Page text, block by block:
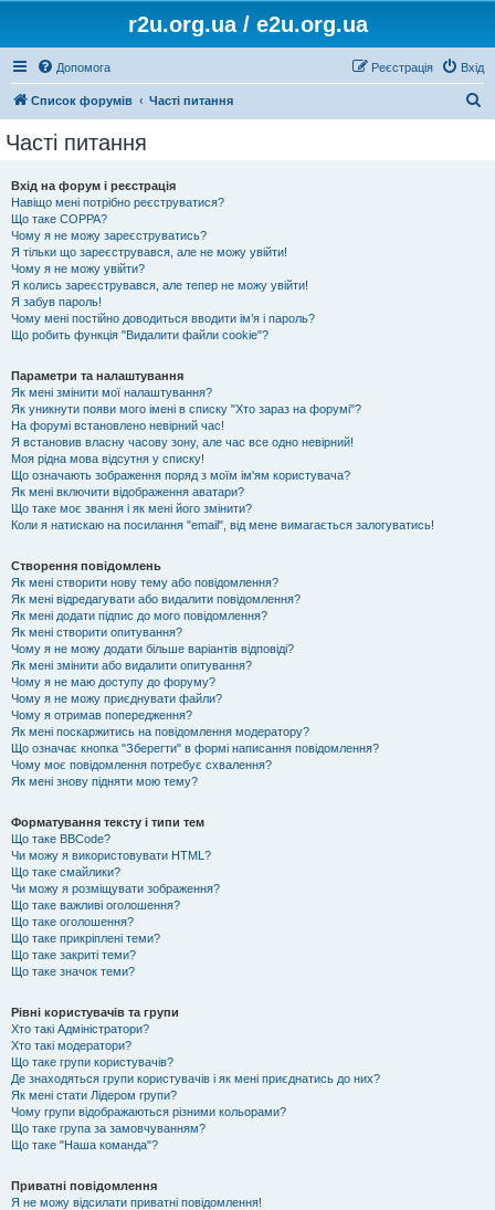
r2u.org.ua / e2u.org.ua
Допомога Вхід
Реєстрація
Список форумів Часті питання
Часті питання
Вхід на форум і реєстрація
Навіщо мені потрібно реєструватися?
Що таке COPPA?
Чому я не можу зареєструватись?
Я тільки що зареєструвався, але не можу увійти!
Чому я не можу увійти?
Я колись зареєструвався, але тепер не можу увійти!
Я забув пароль!
Чому мені постійно доводиться вводити ім’я і пароль?
Що робить функція "Видалити файли cookie"?
Параметри та налаштування
Як мені змінити мої налаштування?
Як уникнути появи мого імені в списку "Хто зараз на форумі"?
На форумі встановлено невірний час!
Я встановив власну часову зону, але час все одно невірний!
Моя рідна мова відсутня у списку!
Що означають зображення поряд з моїм ім'ям користувача?
Як мені включити відображення аватари?
Що таке моє звання і як мені його змінити?
Коли я натискаю на посилання "email", від мене вимагається залогуватись!
Створення повідомлень
Як мені створити нову тему або повідомлення?
Як мені відредагувати або видалити повідомлення?
Як мені додати підпис до мого повідомлення?
Як мені створити опитування?
Чому я не можу додати більше варіантів відповіді?
Як мені змінити або видалити опитування?
Чому я не маю доступу до форуму?
Чому я не можу приєднувати файли?
Чому я отримав попередження?
Як мені поскаржитись на повідомлення модератору?
Що означає кнопка "Зберегти" в формі написання повідомлення?
Чому моє повідомлення потребує схвалення?
Як мені знову підняти мою тему?
Форматування тексту і типи тем
Що таке BBCode?
Чи можу я використовувати HTML?
Що таке смайлики?
Чи можу я розміщувати зображення?
Що таке важливі оголошення?
Що таке оголошення?
Що таке прикріплені теми?
Що таке закриті теми?
Що таке значок теми?
Рівні користувачів та групи
Хто такі Адміністратори?
Хто такі модератори?
Що таке групи користувачів?
Де знаходяться групи користувачів і як мені приєднатись до них?
Як мені стати Лідером групи?
Чому групи відображаються різними кольорами?
Що таке група за замовчуванням?
Що таке "Наша команда"?
Приватні повідомлення
Я не можу відсилати приватні повідомлення!